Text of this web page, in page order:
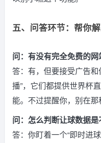
五、问答环节：帮你
问：有没有完全免费的网
答：有，但要接受广告和
播”，它们都提供世界杯
能。不过提醒你，别在那
问：怎么判断让球数据是
答：你盯着一个“即时进